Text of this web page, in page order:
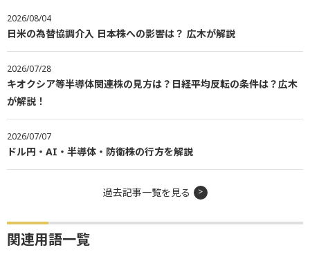
2026/08/04
日米の為替協調介入 日本株への影響は？ 広木が解説
2026/07/28
キオクシア等半導体関連株の見方は？日経平均反転の条件は？広木
が解説！
2026/07/07
ドル円・AI・半導体・防衛株の行方を解説
過去記事一覧を見る
関連用語一覧